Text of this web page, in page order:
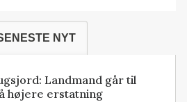
NYT
Landmand går til
højere erstatning